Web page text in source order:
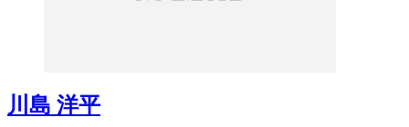
川島 洋平